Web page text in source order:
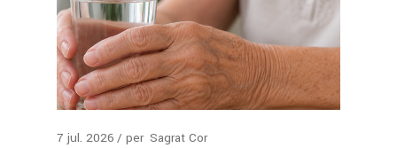
7 jul. 2026 per Sagrat Cor